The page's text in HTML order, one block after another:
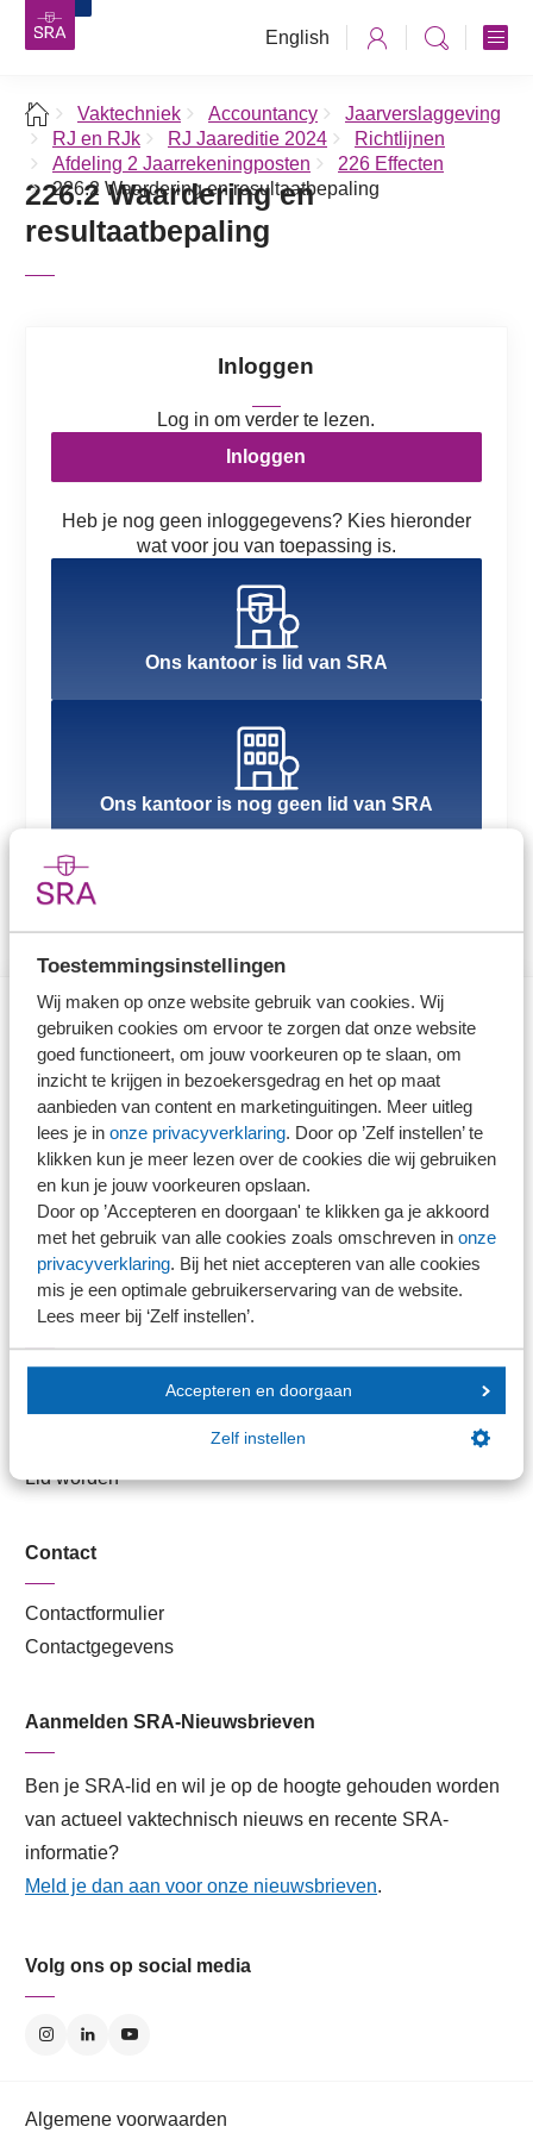
Toestemmingsinstellingen
Wij maken op onze website gebruik van cookies. Wij
gebruiken cookies om ervoor te zorgen dat onze website
goed functioneert, om jouw voorkeuren op te slaan, om
inzicht te krijgen in bezoekersgedrag en het op maat
aanbieden van content en marketinguitingen. Meer uitleg
lees je in onze privacyverklaring. Door op ’Zelf instellen’ te
klikken kun je meer lezen over de cookies die wij gebruiken
en kun je jouw voorkeuren opslaan.
Door op ’Accepteren en doorgaan' te klikken ga je akkoord
met het gebruik van alle cookies zoals omschreven in onze
privacyverklaring. Bij het niet accepteren van alle cookies
mis je een optimale gebruikerservaring van de website.
Lees meer bij ‘Zelf instellen’.
Accepteren en doorgaan
Zelf instellen
English
Vaktechniek Accountancy
Jaarverslaggeving
RJ en RJk
RJ Jaareditie 2024
Richtlijnen
Afdeling 2 Jaarrekeningposten
226 Effecten
226.2 Waardering en resultaatbepaling
226.2 Waardering en
resultaatbepaling
Inloggen
Log in om verder te lezen.
Inloggen
Heb je nog geen inloggegevens? Kies hieronder
wat voor jou van toepassing is.
Ons kantoor is lid van SRA
Ons kantoor is nog geen lid van SRA
Direct naar
Stel je vaktechnische vraag
Branche in Zicht
Dossiers
Kantoorvinder
Nieuwsbank
Handige links
SRA-gecertificeerd
Lid worden
Contact
Contactformulier
Contactgegevens
Aanmelden SRA-Nieuwsbrieven
Ben je SRA-lid en wil je op de hoogte gehouden worden
van actueel vaktechnisch nieuws en recente SRA-
informatie?
Meld je dan aan voor onze nieuwsbrieven.
Volg ons op social media
Algemene voorwaarden